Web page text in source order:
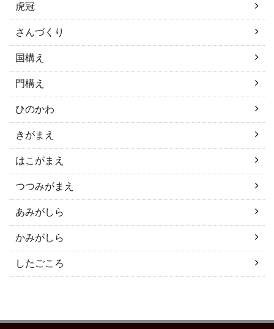
虎冠
さんづくり
国構え
門構え
ひのかわ
きがまえ
はこがまえ
つつみがまえ
あみがしら
かみがしら
したごころ